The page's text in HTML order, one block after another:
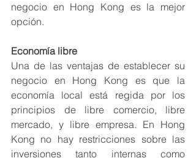
negocio en Hong Kong es la mejor
opción.
Economía libre
Una de las ventajas de establecer su
negocio en Hong Kong es que la
economía local está regida por los
principios de libre comercio, libre
mercado, y libre empresa. En Hong
Kong no hay restricciones sobre las
inversiones tanto internas como